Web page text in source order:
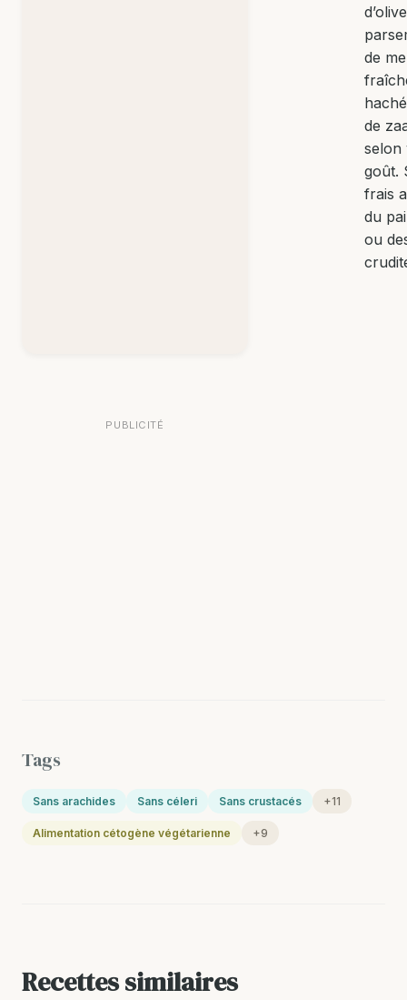
PUBLICITÉ
de
de
selon
goût.
frais
du
ou
Tags
Sans arachides Sans céleri Sans crustacés +11
Alimentation cétogène végétarienne +9
Recettes similaires